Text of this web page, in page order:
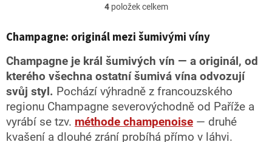
O
l
d
a
c
í
p
r
v
k
4položek celkem
Champagne: originál mezi šumivými víny
Champagne je král šumivých vín — a originál, od
kterého všechna ostatní šumivá vína odvozují
svůj styl. Pochází výhradně z francouzského
regionu Champagne severovýchodně od Paříže a
vyrábí se tzv. méthode champenoise — druhé
kvašení a dlouhé zrání probíhá přímo v láhvi.